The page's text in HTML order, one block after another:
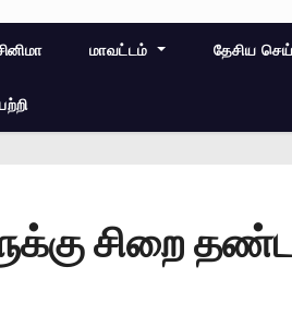
மாவட்டம் தேசிய
சிறை